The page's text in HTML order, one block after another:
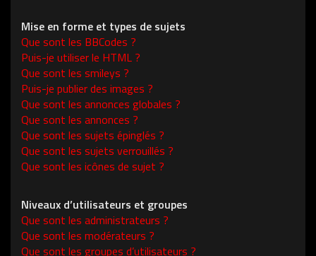
Mise en forme et types de sujets
Que sont les BBCodes ?
Puis-je utiliser le HTML ?
Que sont les smileys ?
Puis-je publier des images ?
Que sont les annonces globales ?
Que sont les annonces ?
Que sont les sujets épinglés ?
Que sont les sujets verrouillés ?
Que sont les icônes de sujet ?
Niveaux d’utilisateurs et groupes
Que sont les administrateurs ?
Que sont les modérateurs ?
Que sont les groupes d’utilisateurs ?